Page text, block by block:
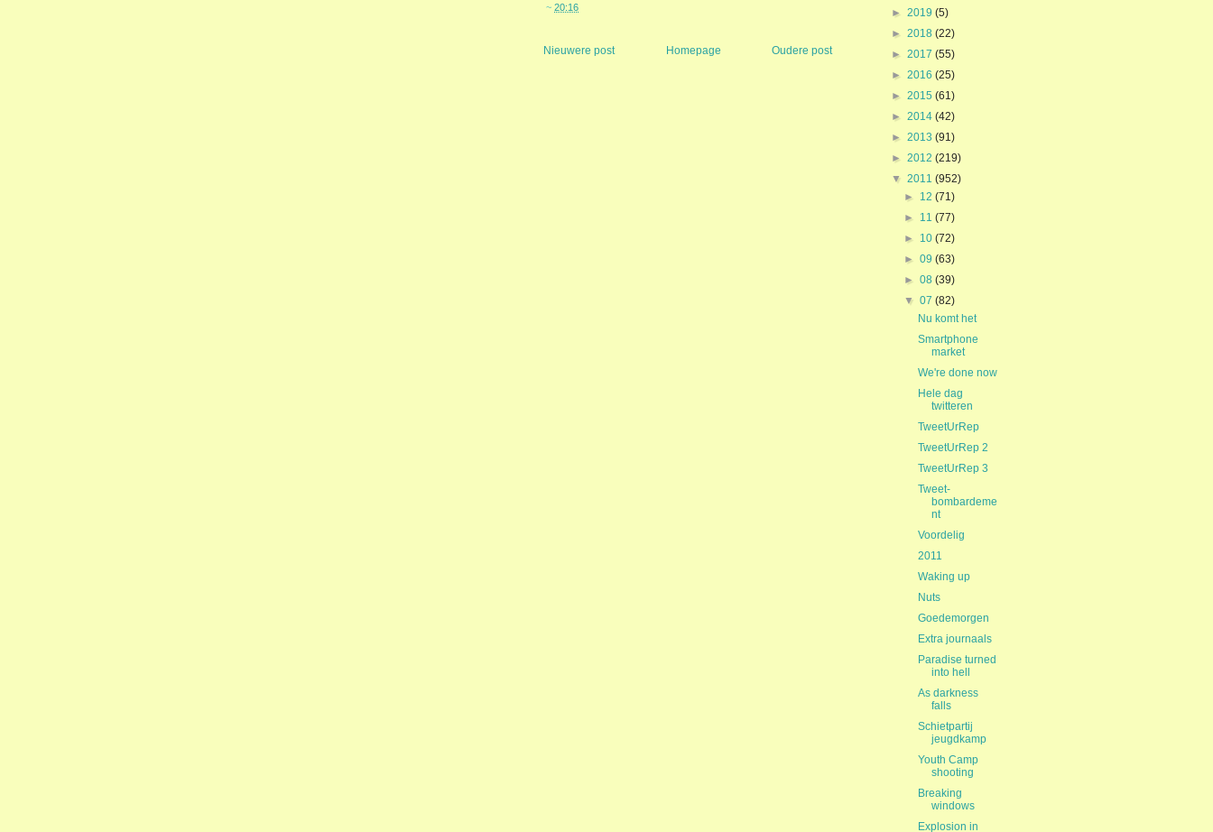
~ 20:16
Nieuwere post Oudere post
Homepage
► 2019 (5)
► 2018 (22)
► 2017 (55)
► 2016 (25)
► 2015 (61)
► 2014 (42)
► 2013 (91)
► 2012 (219)
▼ 2011 (952)
► 12(71)
► 11(77)
► 10(72)
►09(63)
►08(39)
▼07(82)
Nu komt het
Smartphone
market
We're done now
Hele dag
twitteren
TweetUrRep
TweetUrRep 2
TweetUrRep 3
Tweet-
bombardeme
nt
Voordelig
2011
Waking up
Nuts
Goedemorgen
Extra journaals
Paradise turned
into hell
As darkness
falls
Schietpartij
jeugdkamp
Youth Camp
shooting
Breaking
windows
Explosion in